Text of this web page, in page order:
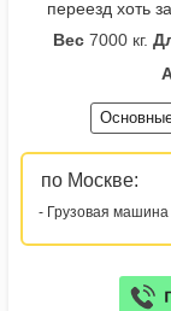
переезд хоть
Вес 7000 кг.
по Москве:
- Грузовая машина